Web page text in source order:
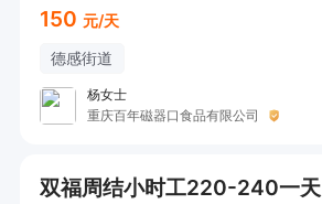
150 元/天
德感街道
杨女士
重庆百年磁器口食品有限公司
双福周结小时工220-240一天